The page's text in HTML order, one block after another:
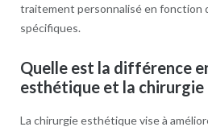
traitement personnalisé en fonction
spécifiques.
Quelle est la différence
esthétique et la
La chirurgie esthétique vise à